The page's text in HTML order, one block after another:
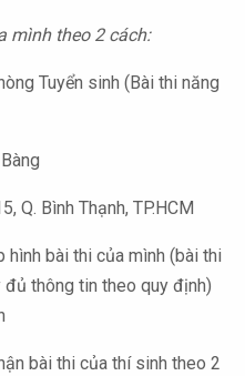
mình theo 2 cách:
Tuyển sinh (Bài thi năng
Q. Bình Thạnh, TP.HCM
hình bài thi của mình (bài thi
thông tin theo quy định)
bài thi của thí sinh theo 2